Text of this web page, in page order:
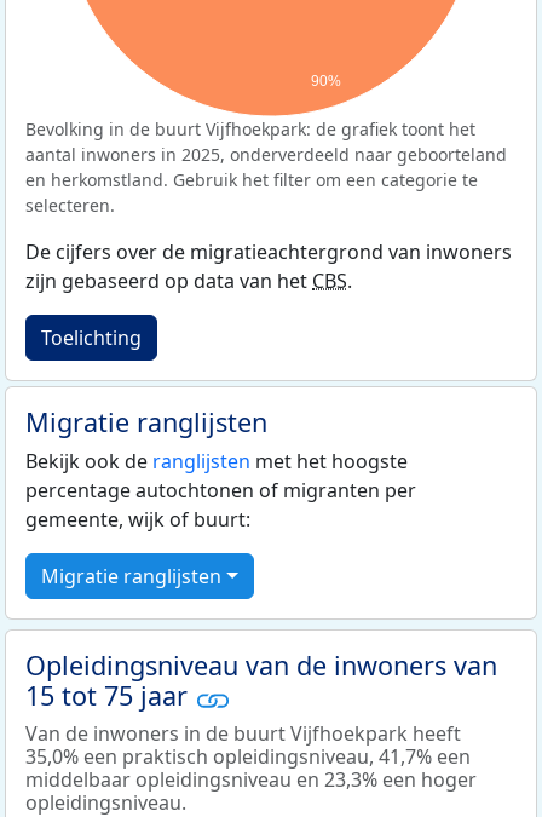
90%
Bevolking in de buurt Vijfhoekpark: de grafiek toont het
aantal inwoners in 2025, onderverdeeld naar geboorteland
en herkomstland. Gebruik het filter om een categorie te
selecteren.
De cijfers over de migratieachtergrond van inwoners
zijn gebaseerd op data van het CBS.
Toelichting
Migratie ranglijsten
Bekijk ook de ranglijsten met het hoogste
percentage autochtonen of migranten per
gemeente, wijk of buurt:
Migratie ranglijsten
Opleidingsniveau van de inwoners van
15 tot 75 jaar
Van de inwoners in de buurt Vijfhoekpark heeft
35,0% een praktisch opleidingsniveau, 41,7% een
middelbaar opleidingsniveau en 23,3% een hoger
opleidingsniveau.